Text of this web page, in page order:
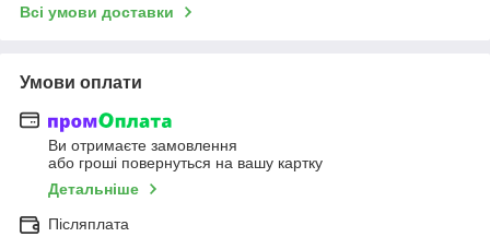
Всі умови доставки
Умови оплати
Ви отримаєте замовлення
або гроші повернуться на вашу картку
Детальніше
Післяплата